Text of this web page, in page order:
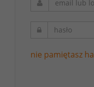
nie pamiętasz